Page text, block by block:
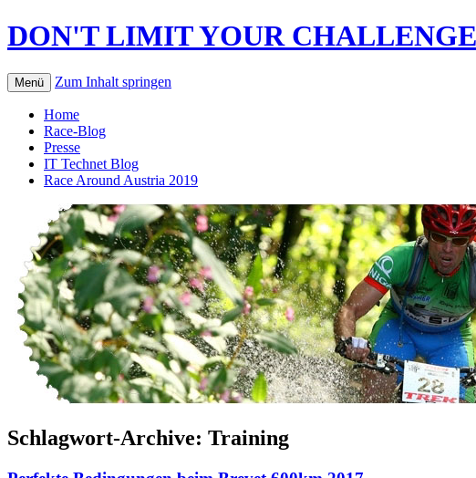
DON'T LIMIT YOUR
Menü Zum Inhalt springen
Home
Race-Blog
Presse
IT Technet Blog
Race Around Austria 2019
Schlagwort-Archive: Training